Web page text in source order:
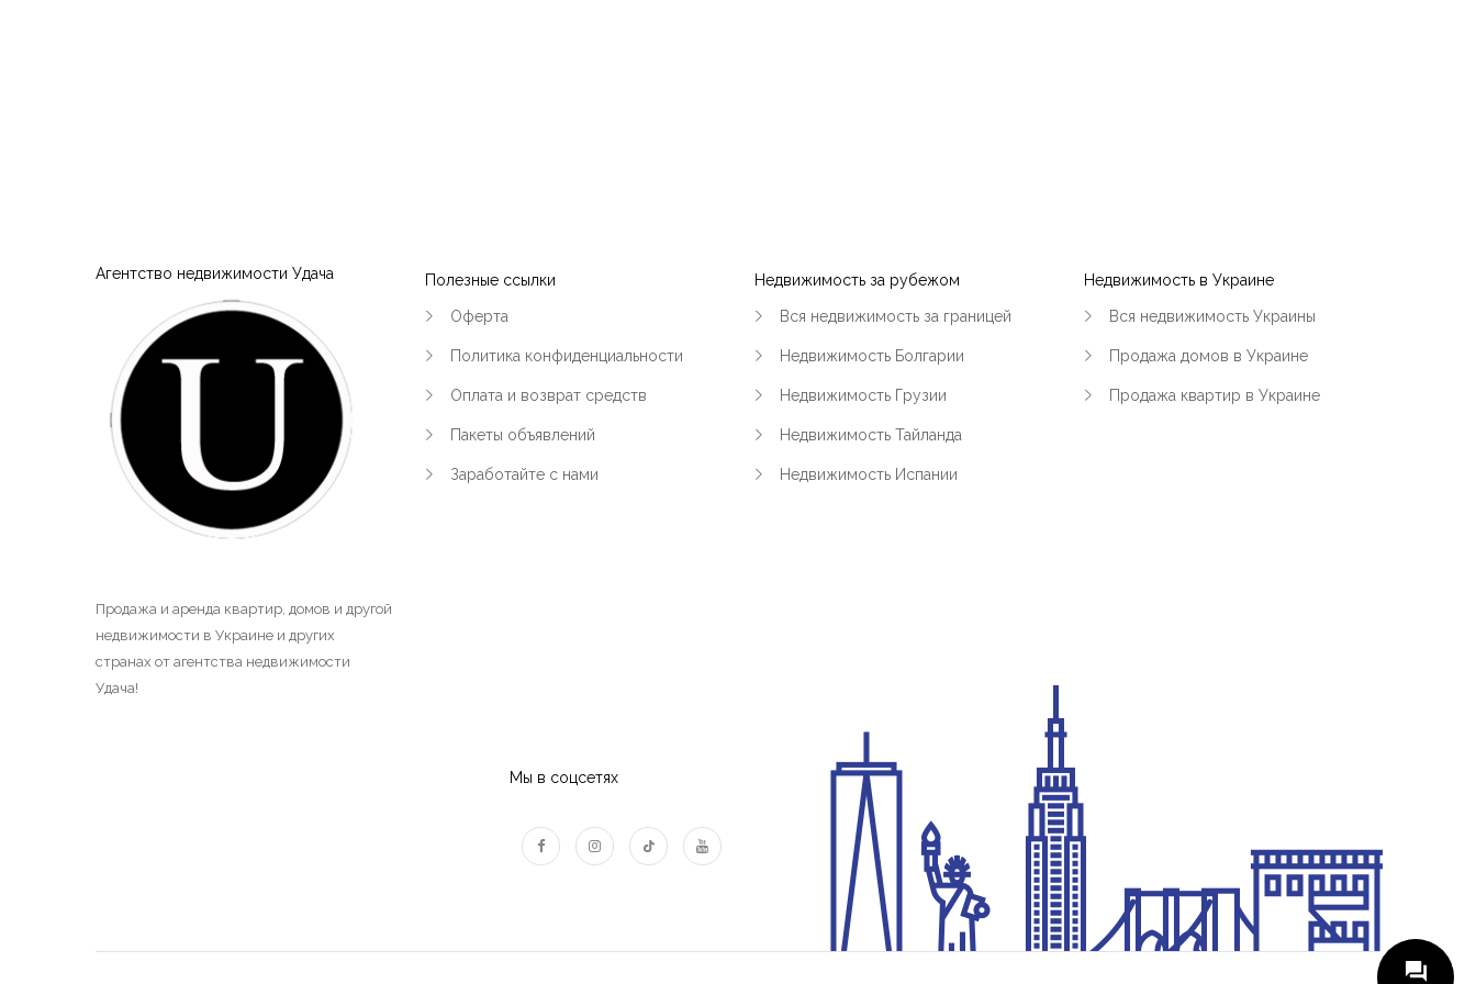
Агентство недвижимости Удача
Продажа и аренда квартир, домов и другой
недвижимости в Украине и других
странах от агентства недвижимости
Удача!
Полезные ссылки
Оферта
Политика конфиденциальности
Оплата и возврат средств
Пакеты объявлений
Заработайте с нами
Недвижимость за рубежом
Вся недвижимость за границей
Недвижимость Болгарии
Недвижимость Грузии
Недвижимость Тайланда
Недвижимость Испании
Недвижимость в Украине
Вся недвижимость Украины
Продажа домов в Украине
Продажа квартир в Украине
Мы в соцсетях